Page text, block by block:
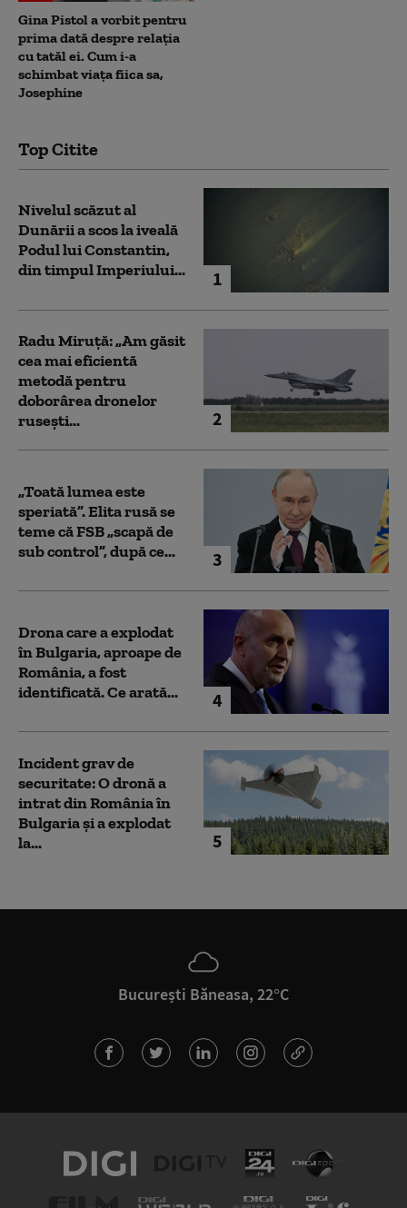
Gina Pistol a vorbit pentru
prima dată despre relația
cu tatăl ei. Cum i-a
schimbat viața fiica sa,
Josephine
Top Citite
1
Nivelul scăzut al
Dunării a scos la iveală
Podul lui Constantin,
din timpul Imperiului...
2
Radu Miruță: „Am găsit
cea mai eficientă
metodă pentru
doborârea dronelor
rusești...
3
„Toată lumea este
speriată”. Elita rusă se
teme că FSB „scapă de
sub control”, după ce...
4
Drona care a explodat
în Bulgaria, aproape de
România, a fost
identificată. Ce arată...
5
Incident grav de
securitate: O dronă a
intrat din România în
Bulgaria şi a explodat
la...
București Băneasa, 22°C